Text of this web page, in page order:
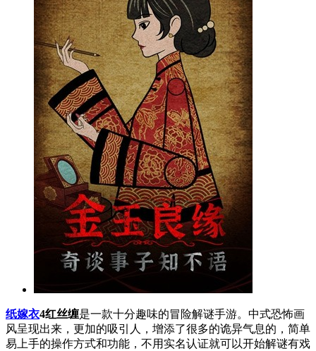
纸嫁衣4红丝缠是一款十分趣味的冒险解谜手游。中式恐怖画
风呈现出来，更加的吸引人，增添了很多的诡异气息的，简单
易上手的操作方式和功能，不用实名认证就可以开始解谜有戏